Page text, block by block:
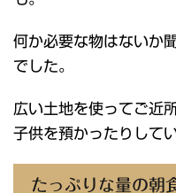
何か必要な物はないか
でした。
広い土地を使ってご近
子供を預かったりして
たっぷりな量の朝